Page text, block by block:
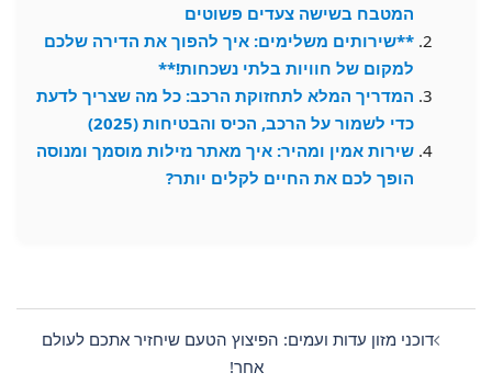
המטבח בשישה צעדים פשוטים
**שירותים משלימים: איך להפוך את הדירה שלכם
למקום של חוויות בלתי נשכחות!**
המדריך המלא לתחזוקת הרכב: כל מה שצריך לדעת
כדי לשמור על הרכב, הכיס והבטיחות (2025)
שירות אמין ומהיר: איך מאתר נזילות מוסמך ומנוסה
הופך לכם את החיים לקלים יותר?
Post
navigation
דוכני מזון עדות ועמים: הפיצוץ הטעם שיחזיר אתכם לעולם
אחר!